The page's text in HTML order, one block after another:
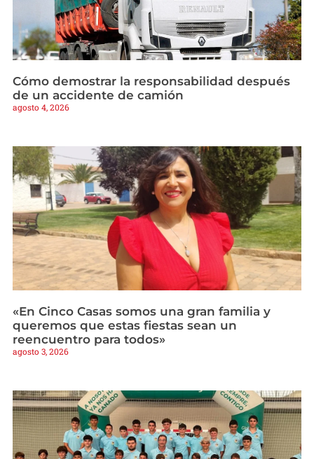
Cómo demostrar la responsabilidad después
de un accidente de camión
agosto 4, 2026
«En Cinco Casas somos una gran familia y
queremos que estas fiestas sean un
reencuentro para todos»
agosto 3, 2026